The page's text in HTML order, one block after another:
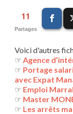
11
Partages
Voici d'autres
☞ Agence
☞ Portage
avec Expat
☞ Emploi
☞ Master
☞ Les arrêts